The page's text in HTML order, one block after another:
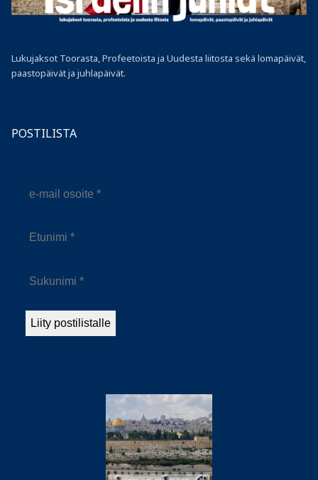
Lukujaksot Toorasta, Profeetoista ja Uudesta liitosta sekä lomapäivät,
paastopäivät ja juhlapäivät.
POSTILISTA